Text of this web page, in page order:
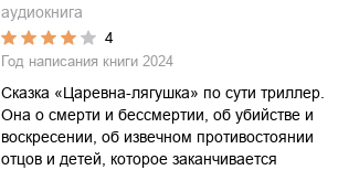
аудиокнига
4
Год написания книги 2024
Сказка «Царевна-лягушка» по сути триллер.
Она о смерти и бессмертии, об убийстве и
воскресении, об извечном противостоянии
отцов и детей, которое заканчивается